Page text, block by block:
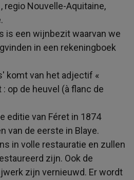
regio Nouvelle-Aquitaine,
is een wijnbezit waarvan we
in een rekeningboek
komt van het adjectif «
op de heuvel (à flanc de
editie van Féret in 1874
van de eerste in Blaye.
in volle restauratie en zullen
zijn. Ook de
zijn vernieuwd. Er wordt